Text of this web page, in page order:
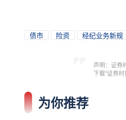
债市 险资 经纪业务新规
声明：证券
下载"证券
为你推荐